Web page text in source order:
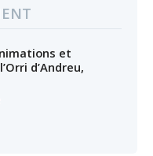
et
d’Andreu,